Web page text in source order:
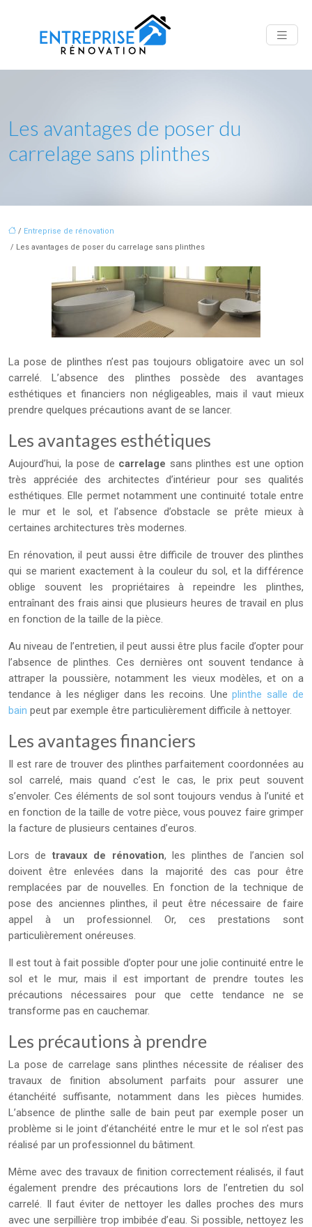
Les avantages de poser du
carrelage sans plinthes
/ Entreprise de rénovation
/ Les avantages de poser du carrelage sans plinthes
La pose de plinthes n’est pas toujours obligatoire avec un sol
carrelé. L’absence des plinthes possède des avantages
esthétiques et financiers non négligeables, mais il vaut mieux
prendre quelques précautions avant de se lancer.
Les avantages esthétiques
Aujourd’hui, la pose de carrelage sans plinthes est une option
très appréciée des architectes d’intérieur pour ses qualités
esthétiques. Elle permet notamment une continuité totale entre
le mur et le sol, et l’absence d’obstacle se prête mieux à
certaines architectures très modernes.
En rénovation, il peut aussi être difficile de trouver des plinthes
qui se marient exactement à la couleur du sol, et la différence
oblige souvent les propriétaires à repeindre les plinthes,
entraînant des frais ainsi que plusieurs heures de travail en plus
en fonction de la taille de la pièce.
Au niveau de l’entretien, il peut aussi être plus facile d’opter pour
l’absence de plinthes. Ces dernières ont souvent tendance à
attraper la poussière, notamment les vieux modèles, et on a
tendance à les négliger dans les recoins. Uneplinthe salle de
bain peut par exemple être particulièrement difficile à nettoyer.
Les avantages financiers
Il est rare de trouver des plinthes parfaitement coordonnées au
sol carrelé, mais quand c’est le cas, le prix peut souvent
s’envoler. Ces éléments de sol sont toujours vendus à l’unité et
en fonction de la taille de votre pièce, vous pouvez faire grimper
la facture de plusieurs centaines d’euros.
Lors de travaux de rénovation, les plinthes de l’ancien sol
doivent être enlevées dans la majorité des cas pour être
remplacées par de nouvelles. En fonction de la technique de
pose des anciennes plinthes, il peut être nécessaire de faire
appel à un professionnel. Or, ces prestations sont
particulièrement onéreuses.
Il est tout à fait possible d’opter pour une jolie continuité entre le
sol et le mur, mais il est important de prendre toutes les
précautions nécessaires pour que cette tendance ne se
transforme pas en cauchemar.
Les précautions à prendre
La pose de carrelage sans plinthes nécessite de réaliser des
travaux de finition absolument parfaits pour assurer une
étanchéité suffisante, notamment dans les pièces humides.
L’absence de plinthe salle de bain peut par exemple poser un
problème si le joint d’étanchéité entre le mur et le sol n’est pas
réalisé par un professionnel du bâtiment.
Même avec des travaux de finition correctement réalisés, il faut
également prendre des précautions lors de l’entretien du sol
carrelé. Il faut éviter de nettoyer les dalles proches des murs
avec une serpillière trop imbibée d’eau. Si possible, nettoyez les